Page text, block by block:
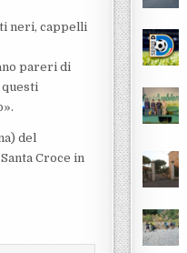
neri, cappelli
pareri di
questi
del
Croce in